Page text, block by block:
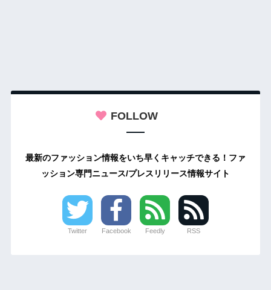
FOLLOW
最新のファッション情報をいち早くキャッチできる！ファ
ッション専門ニュース/プレスリリース情報サイト
Twitter Facebook Feedly RSS